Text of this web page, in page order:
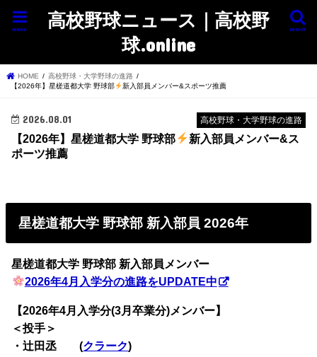
高校野球ニュース｜高校野
球.online
search
menu
HOME
高校野球・大学野球の進路
【2026年】星槎道都大学 野球部
新入部員メンバー&スポーツ推薦
高校野球・大学野球の進路
2026.08.01
【2026年】星槎道都大学 野球部
新入部員メンバー&ス
ポーツ推薦
星槎道都大学 野球部 新入部員 2026年
星槎道都大学 野球部 新入部員メンバー
2026年4月入学分の進路をUPDATE中
【2026年4月入学分(3月卒業分)メンバー】
＜投手＞
・辻田丞 (クラーク)